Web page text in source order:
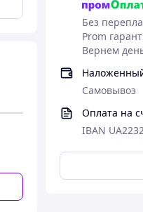
Без
Prom
Вернем
Самовывоз
Оплата на
IBAN